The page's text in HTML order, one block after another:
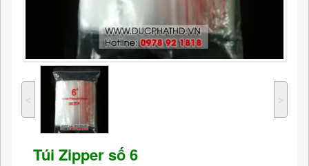
˂ ˃
Túi Zipper số 6